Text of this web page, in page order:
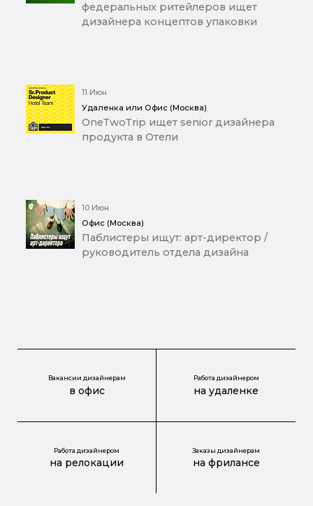
федеральных ритейлеров ищет
дизайнера концептов упаковки
11 Июн
Удаленка или Офис (Москва)
OneTwoTrip ищет senior дизайнера
продукта в Отели
10 Июн
Офис (Москва)
Паблистеры ищут: арт-директор /
руководитель отдела дизайна
Вакансии дизайнерам
в офис
Работа дизайнером
на удаленке
Работа дизайнером
на релокации
Заказы дизайнерам
на фрилансе